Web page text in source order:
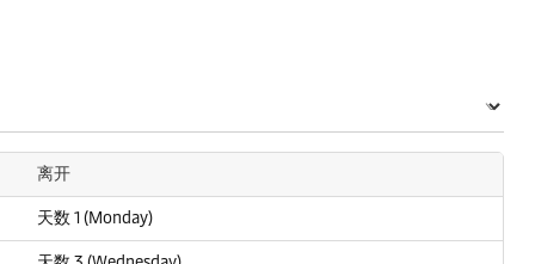
离开
天数 1 (Monday)